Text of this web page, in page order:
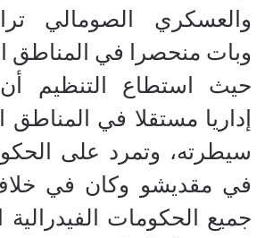
والعسكري الصومالي
وبات منحصرا في المناطق
حيث استطاع التنظيم
إداريا مستقلا في
سيطرته، وتمرد على
في مقديشو وكان في
جميع الحكومات الفيدرالية